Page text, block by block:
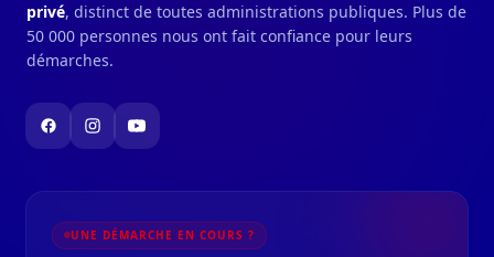
privé, distinct de toutes administrations publiques. Plus de
50 000 personnes nous ont fait confiance pour leurs
démarches.
UNE DÉMARCHE EN COURS ?